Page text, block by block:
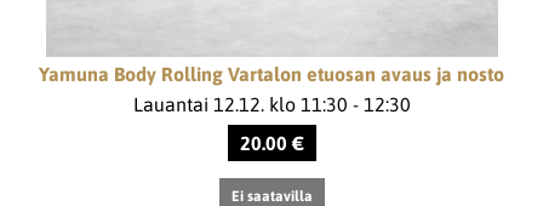
Yamuna Body Rolling Vartalon etuosan avaus ja nosto
Lauantai 12.12. klo 11:30 - 12:30
20.00 €
Ei saatavilla